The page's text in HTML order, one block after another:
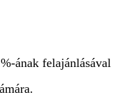
ának felajánlásával